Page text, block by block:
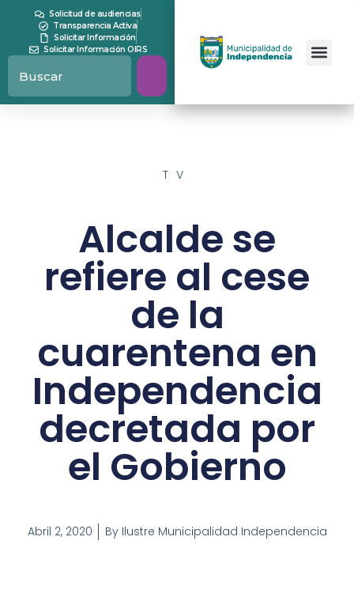
Solicitud de audiencias
Transparencia Activa
Solicitar Información
Solicitar Información OIRS
TV
Alcalde se
refiere al cese
de la
cuarentena en
Independencia
decretada por
el Gobierno
Abril 2, 2020 ByIlustre Municipalidad Independencia